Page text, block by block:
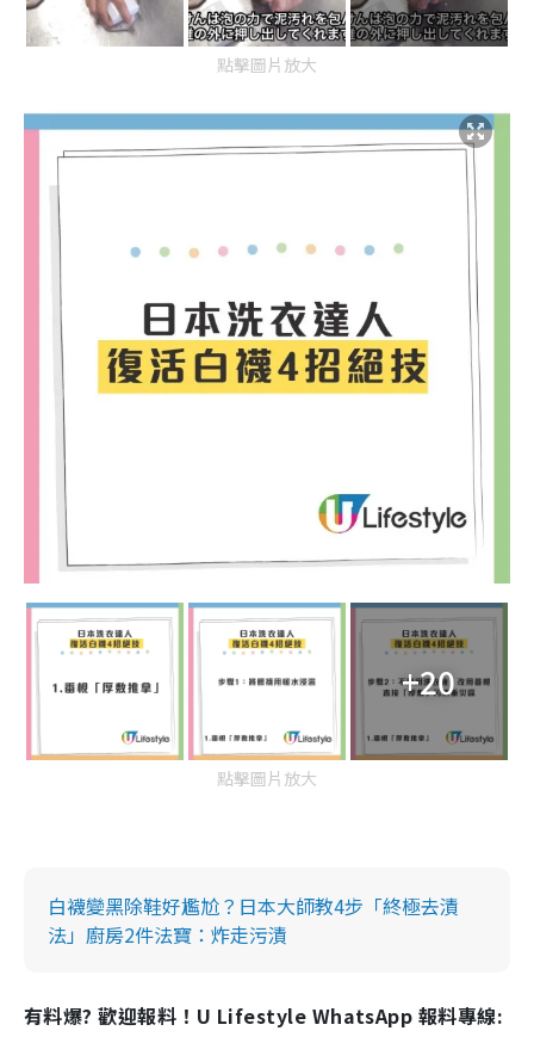
點擊圖片放大
+20
點擊圖片放大
白襪變黑除鞋好尷尬？日本大師教4步「終極去漬
法」廚房2件法寶：炸走污漬
有料爆? 歡迎報料！U Lifestyle WhatsApp 報料專線: